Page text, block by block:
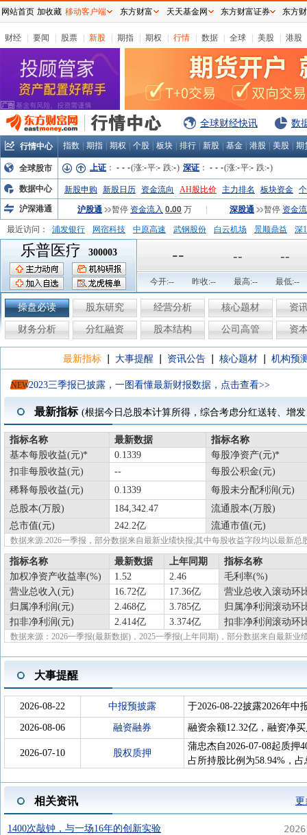
财经 要闻 股票 新股 期指 期权 行情 数据 全球 美股 港股
全球财经快讯 数
行情中心 指数 期指 期权 个股 板块 排行 新股 基金 港股 美股 期
全球股市 上证 ： - - -(涨:-平:- 跌:-) 深证 ： - - -(涨:-平:- 跌:-)
数据中心 新股申购 新股日历 资金流向 AH股比价 主力排名 板块资金
沪深港通
沪股通 暂停 资金流入 0.00 万 深股通 暂停 资金
最近访问： 浦发银行 网宿科技 中原高速 武钢股份 白云机场 景顺鼎益
深
弘业股份
富临运业
乐普医疗 300003 -- -- --
今开:-- 昨收:-- 最高:-- 最低:--
操盘必读 股东研究 经营分析 核心题材 资
财务分析 分红融资 股本结构 公司高管 资
最新指标 大事提醒 资讯公告 核心题材 机构预
NEW2023三季报已披露，一图看懂最新财报数据，点击查看>>
最新指标 (根据今日总股本计算所得，综合考虑分红送转、增
指标名称 最新数据
指标名称
基本每股收益(元)
0.1339
每股净资产(元)
扣非每股收益(元)
--
每股公积金(元)
稀释每股收益(元)
0.1339
每股未分配利润(元)
总股本(万股)
184,342.47
流通股本(万股)
总市值(元)
242.2亿 流通市值(元)
数据来源:2026一季报，部分数据来自最新业绩快报;其中每股收益字段均以最新
指标名称 最新数据 上年同期
指标名称
加权净资产收益率(%)
1.52 2.46
毛利率(%)
营业总收入(元)
16.72亿 17.36亿
营业总收入滚动环
归属净利润(元)
2.468亿 3.785亿
归属净利润滚动环
扣非净利润(元)
2.414亿 3.374亿 扣非净利润滚动环
数据来源：2026一季报(最新数据)，2025一季报(上年同期)，部分数据来自最新业
大事提醒
2026-08-22 中报预披露 于2026-08-22披露2026年中
2026-08-06 融资融券 融资余额12.32亿，融资净
2026-07-10 股权质押
蒲忠杰自2026-07-08起质押
占所持股比例为58.94%，占
相关资讯 更
1400次敲钟，与一场16年的创新实验
网站首页 加收藏 移动客户端 东方财富 天天基金网 东方财富证券 东方